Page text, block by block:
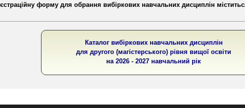
форму для обрання вибіркових навчальних дисциплін
Каталог вибіркових навчальних дисциплін
для другого (магістерського) рівня вищої освіти
на 2026 - 2027 навчальний рік